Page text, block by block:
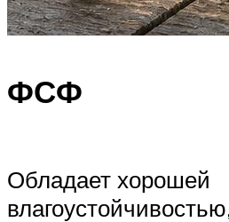
ФСФ
Обладает хорошей